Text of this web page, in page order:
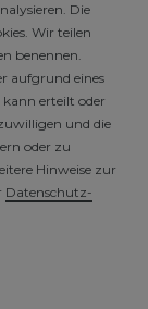
Die
Wir teilen
benennen.
aufgrund eines
erteilt oder
und die
oder zu
Hinweise zur
Daten­schutz­